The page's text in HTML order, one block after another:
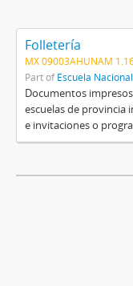
Folletería
MX 09003AHUNAM
Part ofEscuela
Documentos
escuelas de provincia
e invitaciones o